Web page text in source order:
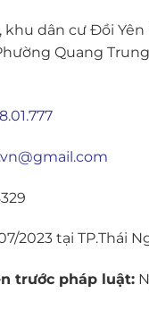
khu dân cư Đồi
Quang
2023 tại TP.Thái
trước pháp luật: